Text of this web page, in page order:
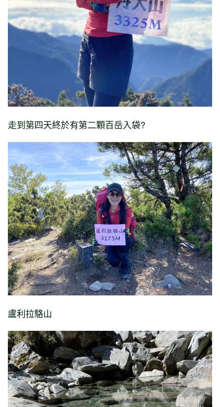
走到第四天終於有第二顆百岳入袋?
盧利拉駱山